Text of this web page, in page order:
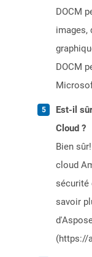
DOCM
images,
DOCM
Est-il
Cloud ?
Bien
cloud
sécurité
savoir
(https://